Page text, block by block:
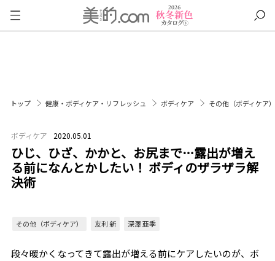
トップ 健康・ボディケア・リフレッシュ ボディケア その他（ボディケア
ボディケア 2020.05.01
ひじ、ひざ、かかと、お尻まで…露出が増え
る前になんとかしたい！ ボディのザラザラ解
決術
その他（ボディケア） 友利 新 深澤 亜季
段々暖かくなってきて露出が増える前にケアしたいのが、ボ